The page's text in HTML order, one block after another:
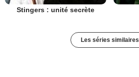
Stingers : unité secrète
Les séries similaires